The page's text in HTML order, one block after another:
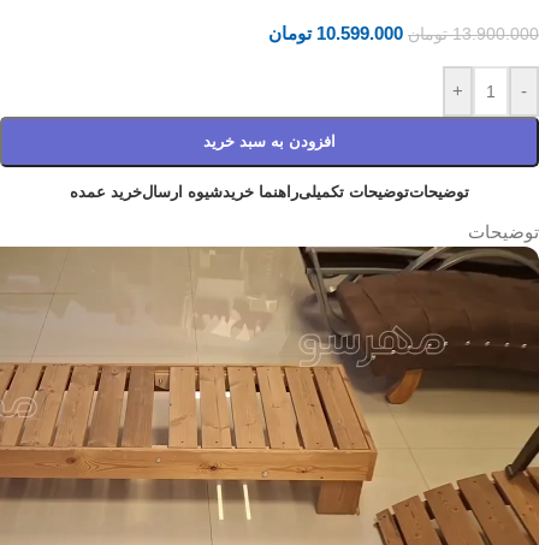
13.900.000 تومان 10.599.000 تومان
-
+
افزودن به سبد خرید
توضیحاتتوضیحات تکمیلیراهنما خریدشیوه ارسالخرید عمده
توضیحات